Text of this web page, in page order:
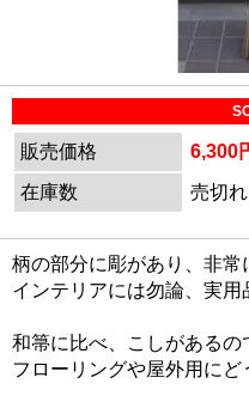
販売価格
6,300
在庫数
売切
柄の部分に彫があり、非常
インテリアには勿論、実用
和箒に比べ、こしがあるの
フローリングや屋外用にど